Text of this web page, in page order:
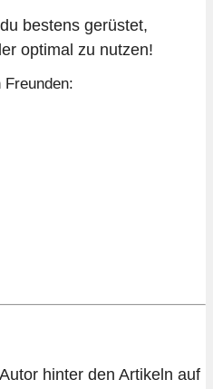
bestens gerüstet,
optimal zu nutzen!
Freunden:
hinter den Artikeln auf